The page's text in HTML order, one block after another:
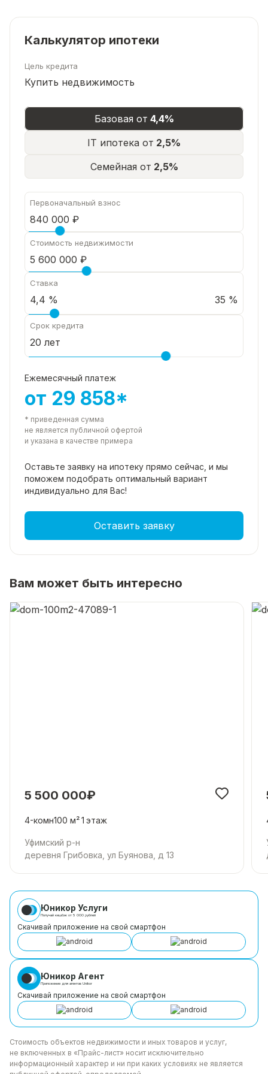
✅ круглогодичный подъезд, дорога отсыпана.
✅ документы оформлены в собственность
расчёт, ипотеку, материнский капитал, различные
сертификаты и т.п.
Понравился дом? Звоните, записывайтесь на
показ! Работаем без выходных!
Калькулятор ипотеки
Цель кредита
Купить недвижимость
Базовая от 4,4%
IT ипотека от 2,5%
Семейная от 2,5%
Первоначальный взнос
Стоимость недвижимости
Ставка
35 %
Срок кредита
Ежемесячный платеж
от 29 858*
* приведенная сумма
не является публичной офертой
и указана в качестве примера
Оставьте заявку на ипотеку прямо сейчас, и мы
поможем подобрать оптимальный вариант
индивидуально для Вас!
Оставить заявку
Вам может быть интересно
5 500 000₽
4-комн100 м²1 этаж
Уфимский р-н
деревня Грибовка, ул Буянова, д 13
Юникор Услуги
Получай кешбэк от 5 000 рублей
Скачивай приложение на свой смартфон
Юникор Агент
Приложение для агентов Unikor
Скачивай приложение на свой смартфон
Стоимость объектов недвижимости и иных товаров и услуг,
не включенных в «Прайс-лист» носит исключительно
информационный характер и ни при каких условиях не является